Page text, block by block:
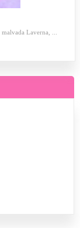
Laverna, ...